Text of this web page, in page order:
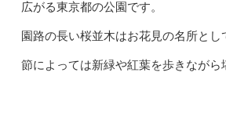
広がる東京都の公園です。
園路の長い桜並木はお花見の名所と
節によっては新緑や紅葉を歩きながら